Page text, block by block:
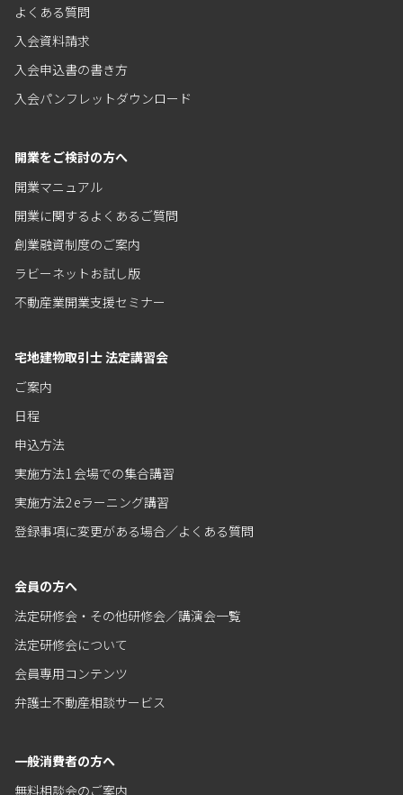
よくある質問
入会資料請求
入会申込書の書き方
入会パンフレットダウンロード
開業をご検討の方へ
開業マニュアル
開業に関するよくあるご質問
創業融資制度のご案内
ラビーネットお試し版
不動産業開業支援セミナー
宅地建物取引士 法定講習会
ご案内
日程
申込方法
実施方法1 会場での集合講習
実施方法2 eラーニング講習
登録事項に変更がある場合／よくある質問
会員の方へ
法定研修会・その他研修会／講演会一覧
法定研修会について
会員専用コンテンツ
弁護士不動産相談サービス
一般消費者の方へ
無料相談会のご案内